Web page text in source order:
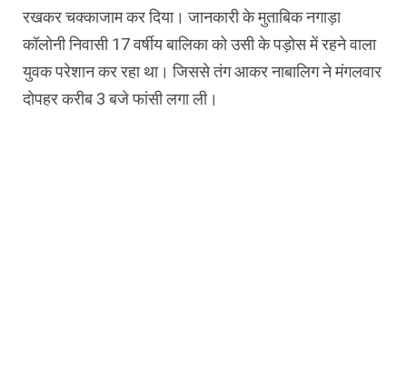
रखकर चक्काजाम कर दिया। जानकारी के मुताबिक नगाड़ा
कॉलोनी निवासी 17 वर्षीय बालिका को उसी के पड़ोस में रहने वाला
युवक परेशान कर रहा था। जिससे तंग आकर नाबालिग ने मंगलवार
दोपहर करीब 3 बजे फांसी लगा ली।